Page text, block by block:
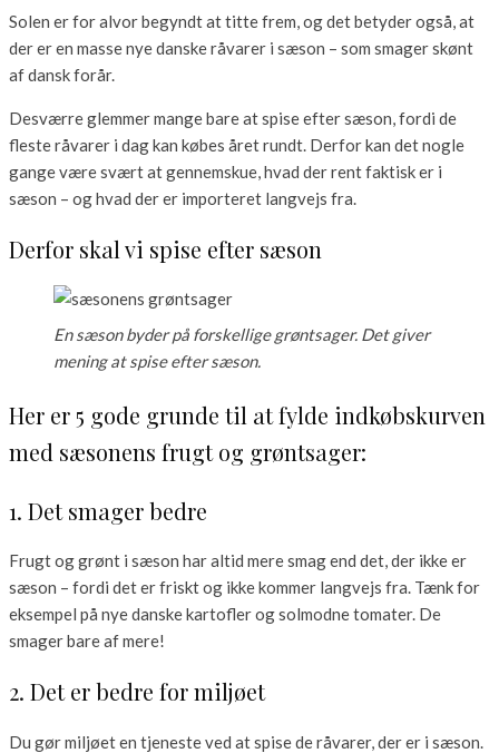
Solen er for alvor begyndt at titte frem, og det betyder også, at
der er en masse nye danske råvarer i sæson – som smager skønt
af dansk forår.
Desværre glemmer mange bare at spise efter sæson, fordi de
fleste råvarer i dag kan købes året rundt. Derfor kan det nogle
gange være svært at gennemskue, hvad der rent faktisk er i
sæson – og hvad der er importeret langvejs fra.
Derfor skal vi spise efter sæson
En sæson byder på forskellige grøntsager. Det giver
mening at spise efter sæson.
Her er 5 gode grunde til at fylde indkøbskurven
med sæsonens frugt og grøntsager:
1. Det smager bedre
Frugt og grønt i sæson har altid mere smag end det, der ikke er
sæson – fordi det er friskt og ikke kommer langvejs fra. Tænk for
eksempel på nye danske kartofler og solmodne tomater. De
smager bare af mere!
2. Det er bedre for miljøet
Du gør miljøet en tjeneste ved at spise de råvarer, der er i sæson.